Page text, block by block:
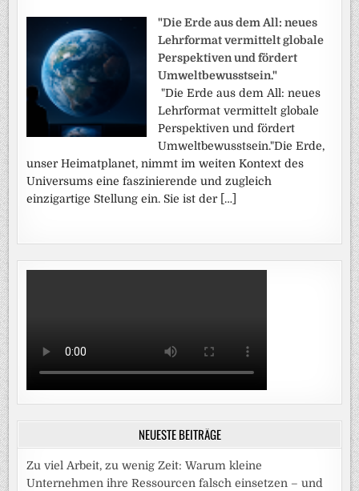
"Die Erde aus dem All: neues
Lehrformat vermittelt globale
Perspektiven und fördert
Umweltbewusstsein."
"Die Erde aus dem All: neues
Lehrformat vermittelt globale
Perspektiven und fördert
Umweltbewusstsein."Die Erde,
unser Heimatplanet, nimmt im weiten Kontext des
Universums eine faszinierende und zugleich
einzigartige Stellung ein. Sie ist der […]
NEUESTE BEITRÄGE
Zu viel Arbeit, zu wenig Zeit: Warum kleine
Unternehmen ihre Ressourcen falsch einsetzen – und